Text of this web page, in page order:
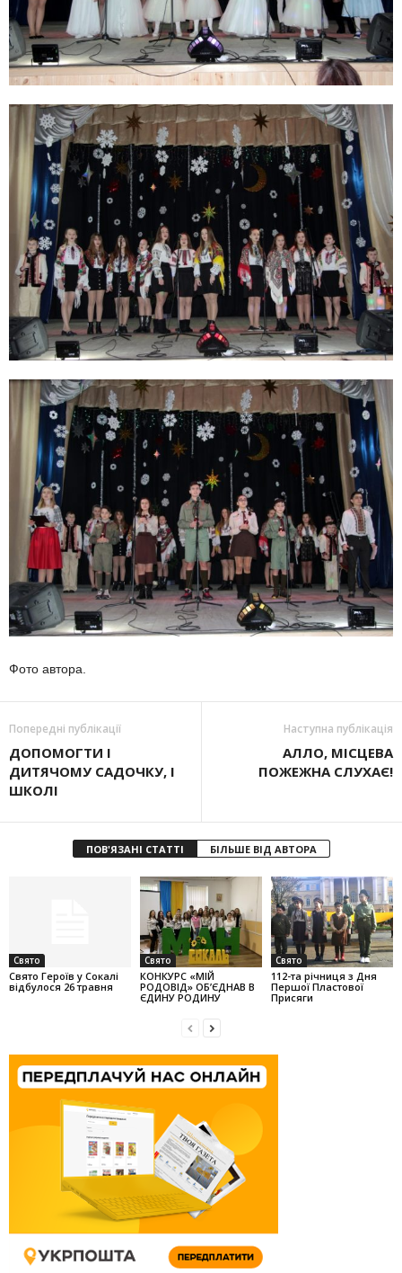
Фото автора.
Попередні публікації
ДОПОМОГТИ І
ДИТЯЧОМУ САДОЧКУ, І
ШКОЛІ
Наступна публікація
АЛЛО, МІСЦЕВА
ПОЖЕЖНА СЛУХАЄ!
ПОВ'ЯЗАНІ СТАТТІ БІЛЬШЕ ВІД АВТОРА
Свято
Свято Героїв у Сокалі
відбулося 26 травня
Свято
КОНКУРС «МІЙ
РОДОВІД» ОБ’ЄДНАВ В
ЄДИНУ РОДИНУ
Свято
112-та річниця з Дня
Першої Пластової
Присяги